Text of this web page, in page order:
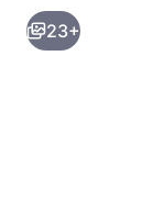
à
la
page
23+